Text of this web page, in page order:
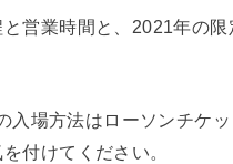
営業時間と、2021年の
場方法はローソンチケ
付けてください。